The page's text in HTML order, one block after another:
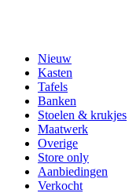
Nieuw
Kasten
Tafels
Banken
Stoelen & krukjes
Maatwerk
Overige
Store only
Aanbiedingen
Verkocht